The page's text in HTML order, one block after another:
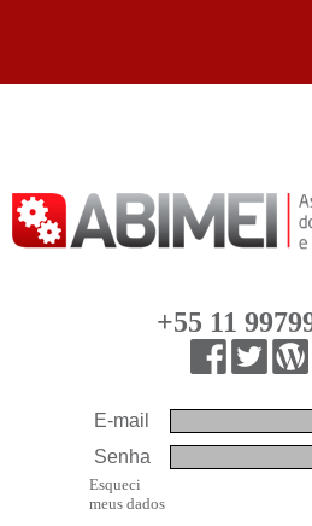
+55 11
E-mail
Senha
Esqueci
meus dados